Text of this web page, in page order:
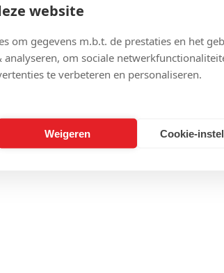
website
om gegevens m.b.t. de prestaties en het
analyseren, om sociale
te verbeteren en personaliseren.
Weigeren Cookie-